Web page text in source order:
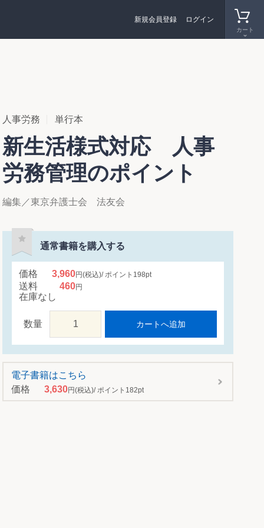
新規会員登録 ログイン
カート
人事労務 単行本
新生活様式対応 人事
労務管理のポイント
編集／東京弁護士会 法友会
通常書籍を購入する
価格 3,960円(税込) ポイント 198pt
送料 460円
在庫なし
数量 カートへ追加
電子書籍はこちら
価格
3,630円(税込) ポイント 182pt